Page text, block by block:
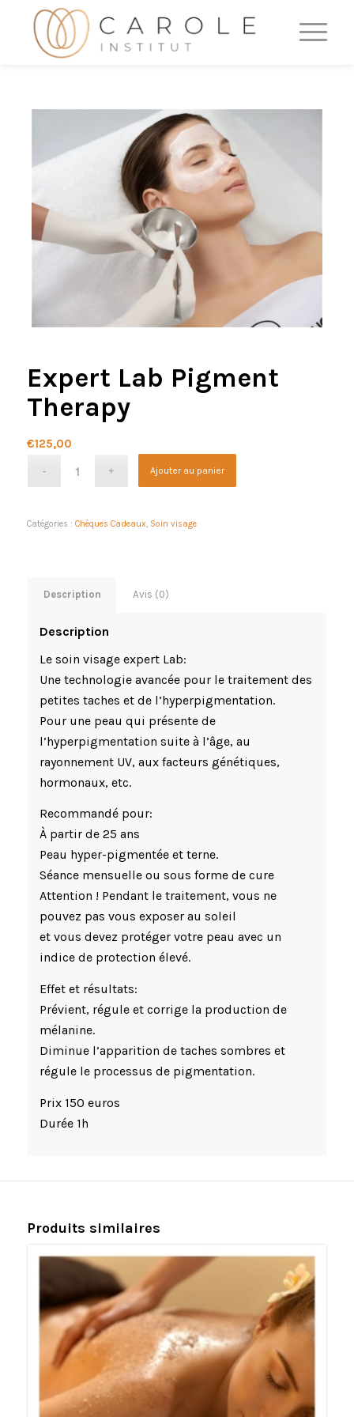
Expert Lab Pigment
Therapy
€125,00
Ajouter au panier
Catégories : Chèques Cadeaux, Soin visage
Description Avis (0)
Description
Le soin visage expert Lab:
Une technologie avancée pour le traitement des
petites taches et de l’hyperpigmentation.
Pour une peau qui présente de
l’hyperpigmentation suite à l’âge, au
rayonnement UV, aux facteurs génétiques,
hormonaux, etc.
Recommandé pour:
À partir de 25 ans
Peau hyper-pigmentée et terne.
Séance mensuelle ou sous forme de cure
Attention ! Pendant le traitement, vous ne
pouvez pas vous exposer au soleil
et vous devez protéger votre peau avec un
indice de protection élevé.
Effet et résultats:
Prévient, régule et corrige la production de
mélanine.
Diminue l’apparition de taches sombres et
régule le processus de pigmentation.
Prix 150 euros
Durée 1h
Produits similaires